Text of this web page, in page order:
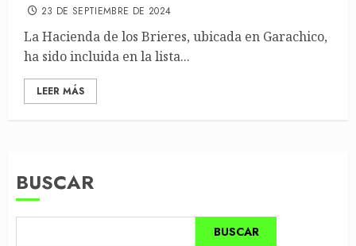
23 DE SEPTIEMBRE DE 2024
La Hacienda de los Brieres, ubicada en Garachico,
ha sido incluida en la lista...
LEER MÁS
BUSCAR
BUSCAR